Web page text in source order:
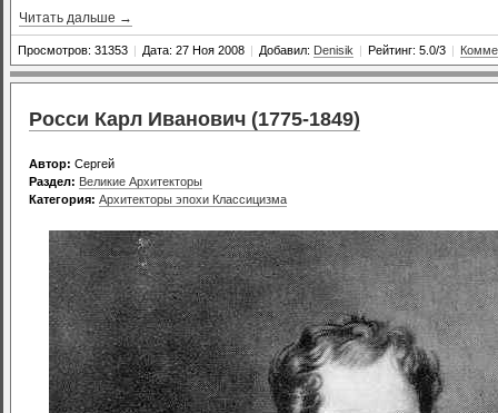
Читать дальше →
Просмотров: 31353 | Дата: 27 Ноя 2008 | Добавил: Denisik | Рейтинг: 5.0/3 |
Росси Карл Иванович (1775-1849)
Автор: Сергей
Раздел: Великие Архитекторы
Категория: Архитекторы эпохи Классицизма